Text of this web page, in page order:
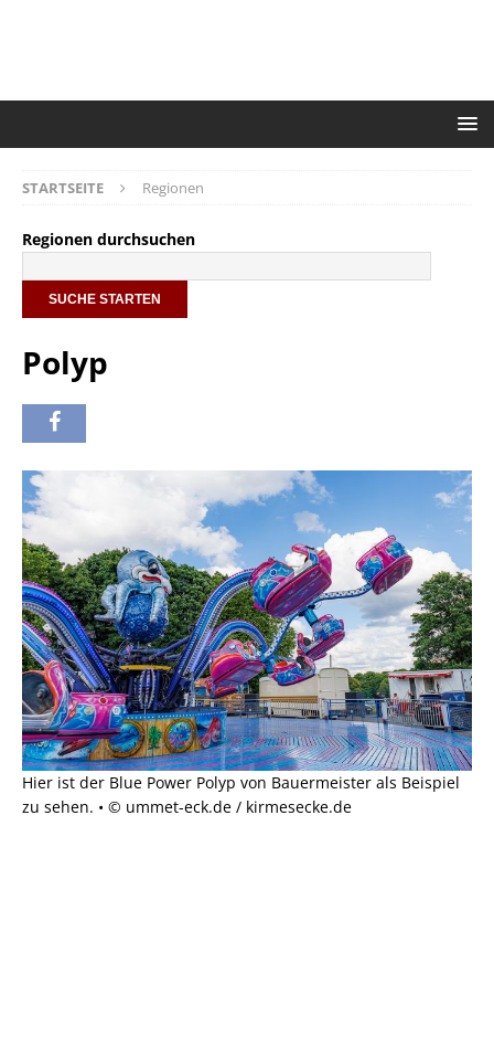
STARTSEITE Regionen
Regionen durchsuchen
Polyp
Hier ist der Blue Power Polyp von Bauermeister als Beispiel
zu sehen. • © ummet-eck.de / kirmesecke.de